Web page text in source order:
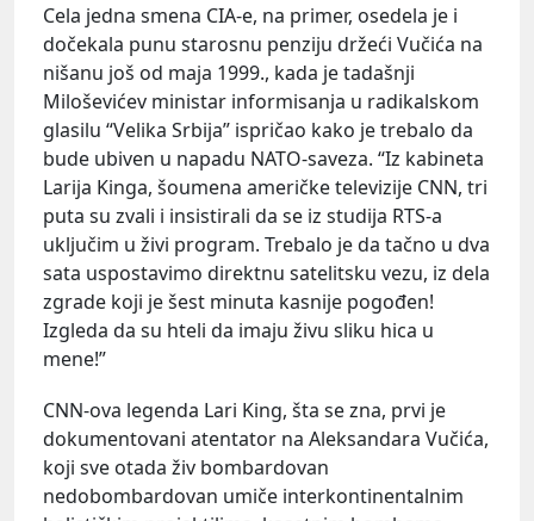
Cela jedna smena CIA-e, na primer, osedela je i
dočekala punu starosnu penziju držeći Vučića na
nišanu još od maja 1999., kada je tadašnji
Miloševićev ministar informisanja u radikalskom
glasilu “Velika Srbija” ispričao kako je trebalo da
bude ubiven u napadu NATO-saveza. “Iz kabineta
Larija Kinga, šoumena američke televizije CNN, tri
puta su zvali i insistirali da se iz studija RTS-a
uključim u živi program. Trebalo je da tačno u dva
sata uspostavimo direktnu satelitsku vezu, iz dela
zgrade koji je šest minuta kasnije pogođen!
Izgleda da su hteli da imaju živu sliku hica u
mene!”
CNN-ova legenda Lari King, šta se zna, prvi je
dokumentovani atentator na Aleksandara Vučića,
koji sve otada živ bombardovan
nedobombardovan umiče interkontinentalnim